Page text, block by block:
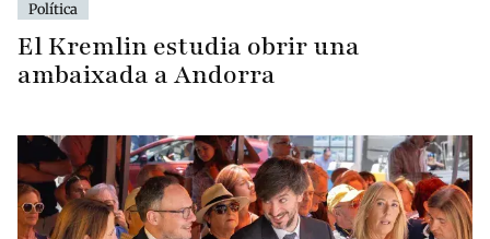
Política
El Kremlin estudia obrir una
ambaixada a Andorra